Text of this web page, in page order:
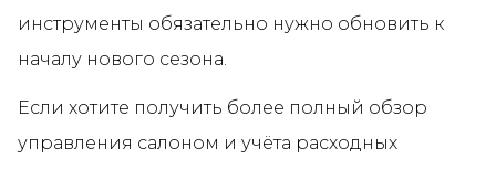
инструменты обязательно нужно обновить к
началу нового сезона.
Если хотите получить более полный обзор
управления салоном и учёта расходных